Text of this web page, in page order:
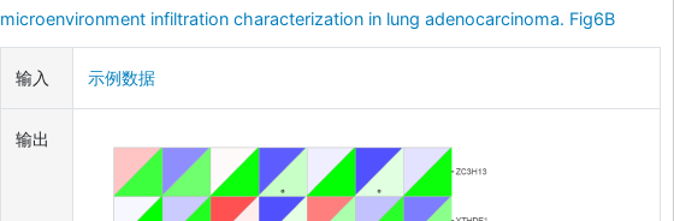
microenvironment infiltration characterization in lung adenocarcinoma. Fig6B
输入 示例数据
输出